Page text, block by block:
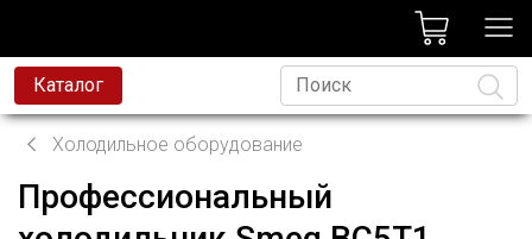
Каталог
Холодильное оборудование
Профессиональный